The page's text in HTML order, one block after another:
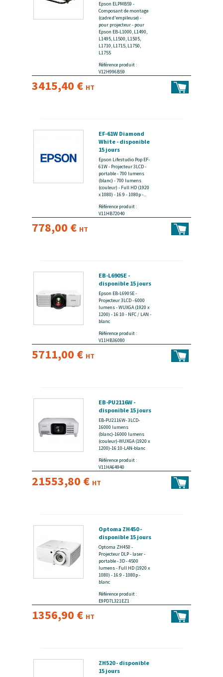
Epson ELPMB59 -
Composant de montage
(cadre d'empileuse) -
pour projecteur - pour
Epson EB-L1000, L1490,
L1495, L1500, L1505,
L1710, L1715, L1750,
L1755
Référence produit :
V12H996B59
3415,40 € HT
EF-61W Diamond
White - disponible
15 jours
Epson Lifestudio Pop EF-
61W - Projecteur 3LCD -
portable - 700 lumens
(blanc) - 700 lumens
(couleur) - Full HD (1920
x 1080) - 16:9 - 1080p -...
Référence produit :
V11HB72040
778,00 € HT
EB-L690SE -
disponible 15 jours
Epson EB-L690SE -
Projecteur 3LCD - 6000
lumens - WUXGA (1920 x
1200) - 16:10 - NFC / LAN -
blanc
Référence produit :
V11HB36080
5711,00 € HT
EB-PU2116W -
disponible 15 jours
EB-PU2116W- 3LCD-
16000 lumens
(blanc)-16000 lumens
(couleur)-WUXGA (1920 x
1200)-16:10-LAN-blanc
Référence produit :
V11HA64940
21553,80 € HT
Optoma ZH450 -
disponible 15 jours
Optoma ZH450 -
Projecteur DLP - laser -
portable - 3D - 4500
lumens - Full HD (1920 x
1080) - 16:9 - 1080p -
blanc
Référence produit :
E9PD7L321EZ1
1356,90 € HT
ZH520 - disponible
15 jours